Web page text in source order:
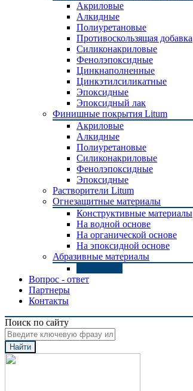
Акриловые
Алкидные
Полиуретановые
Противоскользящая добавка
Силиконакриловые
Фенолэпоксидные
Цинкнаполненные
Цинкэтилсиликатные
Эпоксидные
Эпоксидный лак
Финишные покрытия Litum
Акриловые
Алкидные
Полиуретановые
Силиконакриловые
Фенолэпоксидные
Эпоксидные
Растворители Litum
Огнезащитные материалы
Конструктивные материалы
На водной основе
На органической основе
На эпоксидной основе
Абразивные материалы
Вопрос - ответ
Партнеры
Контакты
Поиск по сайту
Найти